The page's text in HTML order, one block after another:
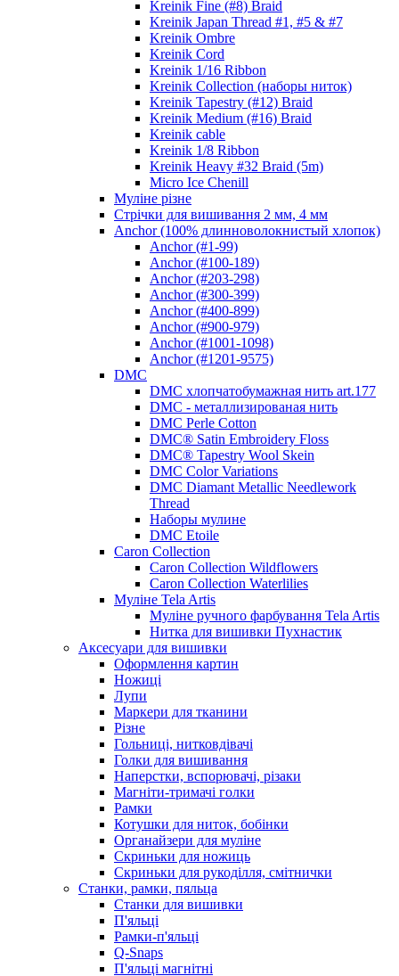
Kreinik Fine (#8) Braid
Kreinik Japan Thread #1, #5 & #7
Kreinik Ombre
Kreinik Cord
Kreinik 1/16 Ribbon
Kreinik Collection (наборы ниток)
Kreinik Tapestry (#12) Braid
Kreinik Medium (#16) Braid
Kreinik cable
Kreinik 1/8 Ribbon
Kreinik Heavy #32 Braid (5m)
Micro Ice Chenill
Муліне різне
Стрічки для вишивання 2 мм, 4 мм
Anchor (100% длинноволокнистый хлопок)
Anchor (#1-99)
Anchor (#100-189)
Anchor (#203-298)
Anchor (#300-399)
Anchor (#400-899)
Anchor (#900-979)
Anchor (#1001-1098)
Anchor (#1201-9575)
DMC
DMC хлопчатобумажная нить art.177
DMC - металлизированая нить
DMC Perle Cotton
DMC® Satin Embroidery Floss
DMC® Tapestry Wool Skein
DMC Color Variations
DMC Diamant Metallic Needlework
Thread
Наборы мулине
DMC Etoile
Caron Collection
Caron Collection Wildflowers
Caron Collection Waterlilies
Муліне Tela Artis
Муліне ручного фарбування Tela Artis
Нитка для вишивки Пухнастик
Аксесуари для вишивки
Оформлення картин
Ножиці
Лупи
Маркери для тканини
Різне
Гольниці, нитковдівачі
Голки для вишивання
Наперстки, вспорювачі, різаки
Магніти-тримачі голки
Рамки
Котушки для ниток, бобінки
Органайзери для муліне
Скриньки для ножиць
Скриньки для рукоділля, смітнички
Станки, рамки, пяльца
Станки для вишивки
П'яльці
Рамки-п'яльці
Q-Snaps
П'яльці магнітні